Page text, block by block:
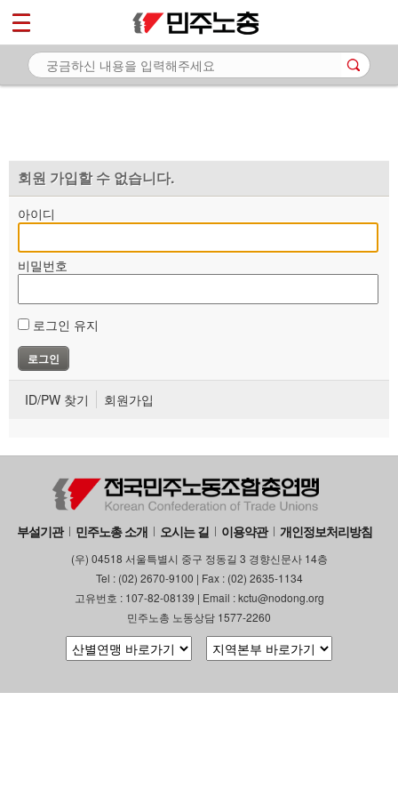
회원 가입할 수 없습니다.
아이디
비밀번호
로그인 유지
ID/PW 찾기 회원가입
부설기관 민주노총 소개 오시는 길 이용약관 개인정보처리방침
(우) 04518 서울특별시 중구 정동길 3 경향신문사 14층
Tel : (02) 2670-9100 | Fax : (02) 2635-1134
고유번호 : 107-82-08139 | Email : kctu@nodong.org
민주노총 노동상담 1577-2260
마이페이지
소개
자료
부설기관